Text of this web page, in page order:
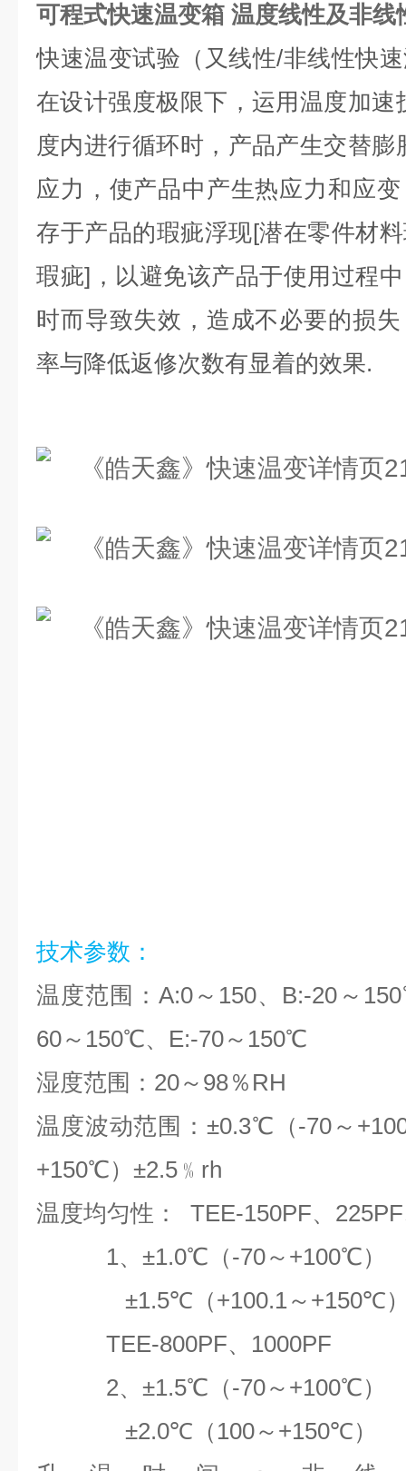
可程式快速温变箱 温度线性及非线
快速温变试验（又线性/非线性快
在设计强度极限下，运用温度加
度内进行循环时，产品产生交替
应力，使产品中产生热应力和应
存于产品的瑕疵浮现[潜在零件材
瑕疵]，以避免该产品于使用过程
时而导致失效，造成不必要的损
率与降低返修次数有显着的效果.
技术参数：
温度范围：A:0～150、B:-20～
60～150℃、E:-70～150℃
湿度范围：20～98％RH
温度波动范围：±0.3℃（-70～
+150℃）±2.5﹪rh
温度均匀性： TEE-150PF、
1、±1.0℃（-70～+100℃）
±1.5℃（+100.1～+150℃
TEE-800PF、1000PF
2、±1.5℃（-70～+100℃）
±2.0℃（100～+150℃）